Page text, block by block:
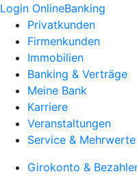
Login OnlineBanking
Privatkunden
Firmenkunden
Immobilien
Banking & Verträge
Meine Bank
Karriere
Veranstaltungen
Service & Mehrwerte
Girokonto &